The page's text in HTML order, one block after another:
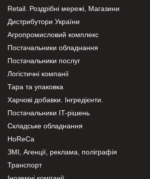
Retail. Роздрібні мережі, Магазини
Дистрибутори України
Агропромисловий комплекс
Постачальники обладнання
Постачальники послуг
Логістичні компанії
Тара та упаковка
Харчові добавки. Інгредієнти.
Постачальники IT-рішень
Складське обладнання
HoReCa
ЗМІ, Агенції, реклама, поліграфія
Транспорт